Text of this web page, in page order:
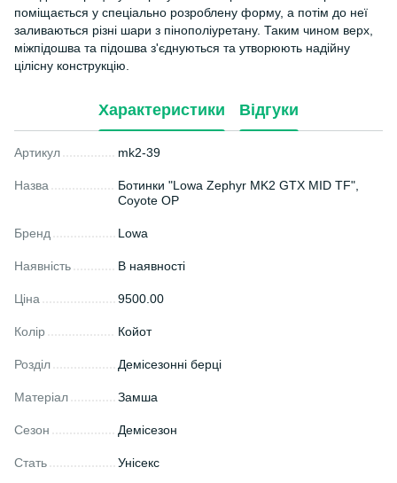
поміщається у спеціально розроблену форму, а потім до неї
заливаються різні шари з пінополіуретану. Таким чином верх,
міжпідошва та підошва з'єднуються та утворюють надійну
цілісну конструкцію.
Характеристики Відгуки
Артикул mk2-39
Назва
Ботинки "Lowa Zephyr MK2 GTX MID TF",
Coyote OP
Бренд Lowa
Наявність В наявності
Ціна 9500.00
Колір Койот
Розділ Демісезонні берці
Матеріал Замша
Сезон Демісезон
Стать Унісекс